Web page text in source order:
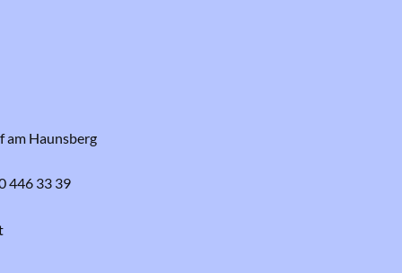
am Haunsberg
446 33 39